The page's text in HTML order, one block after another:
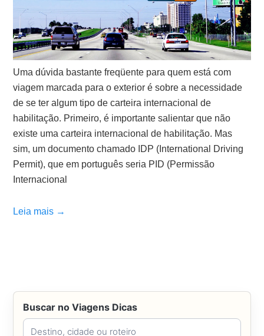
Uma dúvida bastante freqüente para quem está com
viagem marcada para o exterior é sobre a necessidade
de se ter algum tipo de carteira internacional de
habilitação. Primeiro, é importante salientar que não
existe uma carteira internacional de habilitação. Mas
sim, um documento chamado IDP (International Driving
Permit), que em português seria PID (Permissão
Internacional
Leia mais →
Buscar no Viagens Dicas
Buscar no Viagens Dicas